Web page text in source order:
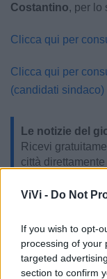
ViVi - Do Not
If you wish to opt-
processing of your
targeted
section to confirm
Costantino, per lo
Clicca qui per
Clicca qui per
(candidati sindaco)
Le notizie del
Ricevi
città
LE INFO